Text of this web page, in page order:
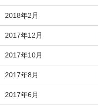
2018年2月
2017年12月
2017年10月
2017年8月
2017年6月